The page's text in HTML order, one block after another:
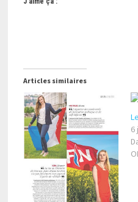
Articles similaires
6